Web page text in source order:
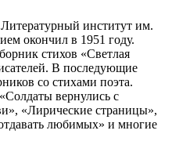
институт им.
окончил в 1951 году.
стихов «Светлая
В последующие
со стихами поэта.
вернулись с
«Лирические страницы»,
любимых» и многие